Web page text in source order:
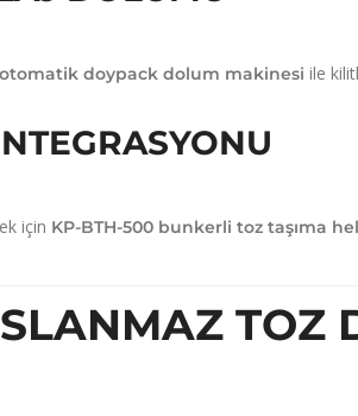
otomatik doypack dolum makinesi ile
için KP-BTH-500 bunkerli toz taşıma
TOZ